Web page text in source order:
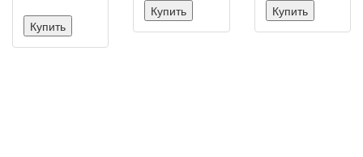
Купить
Купить Купить